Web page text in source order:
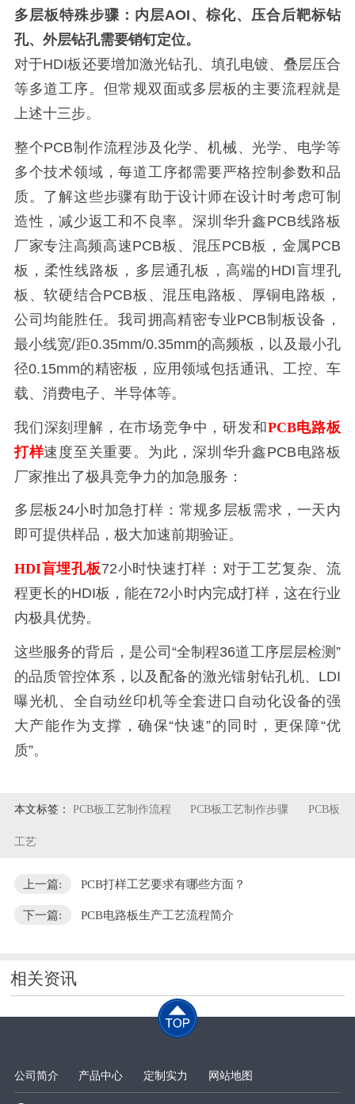
多层板特殊步骤：内层AOI、棕化、压合后靶标钻
孔、外层钻孔需要销钉定位。
对于HDI板还要增加激光钻孔、填孔电镀、叠层压合
等多道工序。但常规双面或多层板的主要流程就是
上述十三步。
整个PCB制作流程涉及化学、机械、光学、电学等
多个技术领域，每道工序都需要严格控制参数和品
质。了解这些步骤有助于设计师在设计时考虑可制
造性，减少返工和不良率。深圳华升鑫PCB线路板
厂家专注高频高速PCB板、混压PCB板‌，金属PCB
板，柔性线路板，‌多层通孔板‌，高端的HDI盲埋孔
板、软硬结合PCB板、混压电路板、厚铜电路板‌，
公司均能胜任。我司拥高精密专业PCB制板设备，
最小线宽/距0.35mm/0.35mm‌的高频板，以及‌最小孔
径0.15mm‌的精密板，应用领域‌包括‌通讯、工控、车
载、消费电子、半导体‌等。
我们深刻理解，在市场竞争中，研发和PCB电路板
打样速度至关重要。为此，深圳华升鑫PCB电路板
厂家推出了极具竞争力的加急服务：
多层板24小时加急打样‌：常规多层板需求，一天内
即可提供样品，极大加速前期验证。
HDI盲埋孔板72小时快速打样‌：对于工艺复杂、流
程更长的HDI板，能在72小时内完成打样，这在行业
内极具优势。
这些服务的背后，是公司“全制程36道工序层层检测”
的品质管控体系，以及配备的‌激光镭射钻孔机、LDI
曝光机、全自动丝印机‌等全套进口自动化设备的强
大产能作为支撑，确保“快速”的同时，更保障“优
质”。
本文标签： PCB板工艺制作流程 PCB板工艺制作步骤 PCB板
工艺
上一篇: PCB打样工艺要求有哪些方面？
下一篇: PCB电路板生产工艺流程简介
相关资讯
公司简介 产品中心 定制实力 网站地图